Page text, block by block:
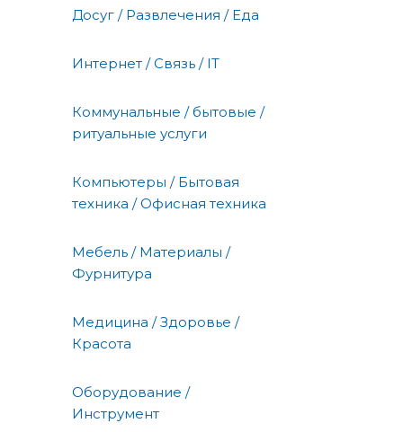
Досуг / Развлечения / Еда
Интернет / Связь / IT
Коммунальные / бытовые /
ритуальные услуги
Компьютеры / Бытовая
техника / Офисная техника
Мебель / Материалы /
Фурнитура
Медицина / Здоровье /
Красота
Оборудование /
Инструмент